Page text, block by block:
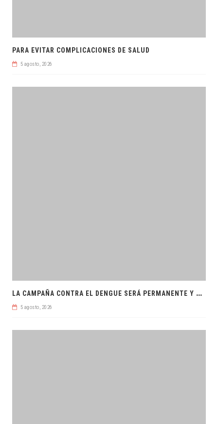
PARA EVITAR COMPLICACIONES DE SALUD
5 agosto, 2026
L
A CAMPAÑA CONTRA EL DENGUE SERÁ PERMANENTE Y ORDENADA
5 agosto, 2026